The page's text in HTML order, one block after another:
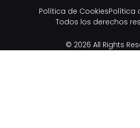
Política de CookiesPolítica
Todos los derechos
© 2026 All Rights